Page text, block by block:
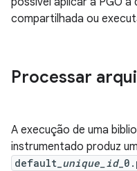
compartilhada ou
Processar
A execução de uma
instrumentado produz
default_ unique_id